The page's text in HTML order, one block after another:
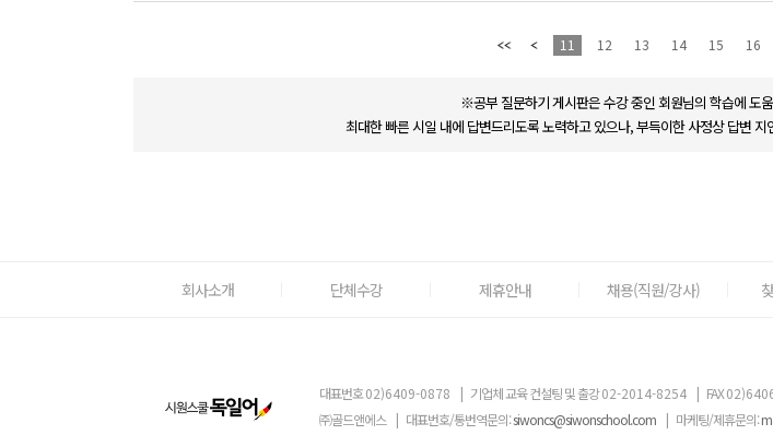
11 12 13 14 15 16
※공부 질문하기 게시판은 수강 중인 회원님의 학습에 도
최대한 빠른 시일 내에 답변드리도록 노력하고 있으나, 부득이한 사정상 답변
회사소개 단체수강 제휴안내 채용(직원/강사)
대표번호02)6409-0878 | 기업체 교육 컨설팅 및 출강02-2014-8254 | FAX
㈜골드앤에스 | 대표번호/통번역문의:siwoncs@siwonschool.com | 마케팅/제휴문의: